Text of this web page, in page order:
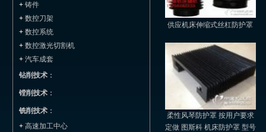
+ 铸件
+ 数控刀架
+ 数控系统
+ 数控激光切割机
+ 汽车成套
钻削技术：
镗削技术：
铣削技术：
+ 高速加工中心
供应机床伸缩式丝杠防护罩
柔性风琴防护罩 按用户要求
定做 图斯科 机床防护罩 型号